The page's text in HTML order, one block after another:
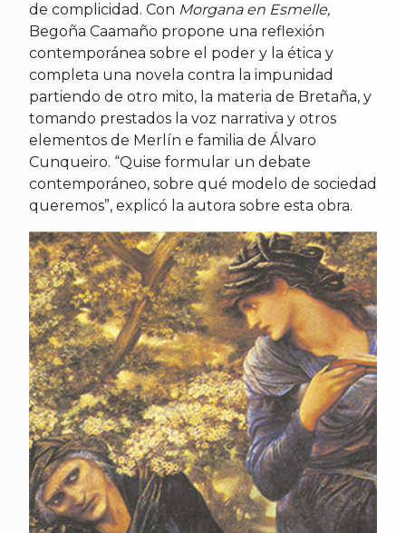
de complicidad. Con Morgana en Esmelle,
Begoña Caamaño propone una reflexión
contemporánea sobre el poder y la ética y
completa una novela contra la impunidad
partiendo de otro mito, la materia de Bretaña, y
tomando prestados la voz narrativa y otros
elementos de Merlín e familia de Álvaro
Cunqueiro. “Quise formular un debate
contemporáneo, sobre qué modelo de sociedad
queremos”, explicó la autora sobre esta obra.